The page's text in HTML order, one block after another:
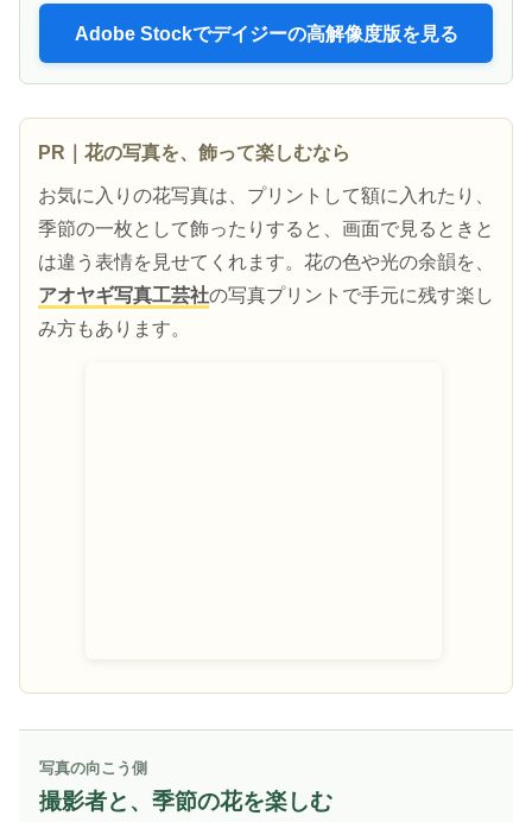
Adobe Stockでデイジーの高解像度版を見る
PR｜花の写真を、飾って楽しむなら
お気に入りの花写真は、プリントして額に入れたり、
季節の一枚として飾ったりすると、画面で見るときと
は違う表情を見せてくれます。花の色や光の余韻を、
アオヤギ写真工芸社の写真プリントで手元に残す楽し
み方もあります。
写真の向こう側
撮影者と、季節の花を楽しむ